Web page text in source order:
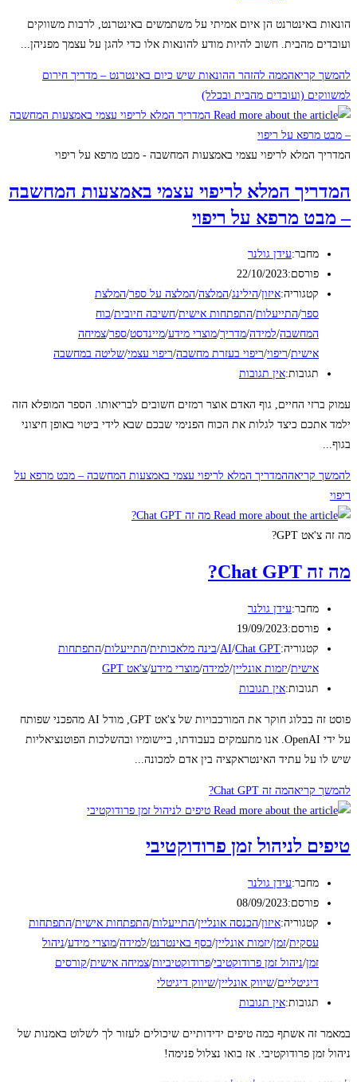
הונאות באינטרנט הן איום אמיתי על משתמשים באינטרנט, לרבות משווקים
ועובדים מהבית. חשוב להיות מודע להונאות אלו כדי להגן על עצמך מפניהן...
להמשך קריאהממה להזהר ההונאות שיש כיום באינטרנט – מדריך חירום
למשווקים (ועובדים מהבית ובכלל)
המדריך המלא לריפוי עצמי באמצעות המחשבה - מבט מרפא על ריפוי
המדריך המלא לריפוי עצמי באמצעות המחשבה
– מבט מרפא על ריפוי
מחבר:עידן גולנר
פורסם:22/10/2023
קטגוריה:איזון/הילינג/המלצה/המלצה על ספר/המלצת
ספר/התייעלות/התפתחות אישית/חשיבה חיובית/כוח
המחשבה/למידה/מדריך/מוצרי מידע/מיינדסט/ספר/צמיחה
אישית/ריפוי/ריפוי בעזרת מחשבה/ריפוי עצמי/שליטה במחשבה
תגובות:אין תגובות
עמוק ברזי החיים, גוף האדם אוצר רמזים חשובים לבריאותו. הספר המופלא הזה
ילמד אתכם כיצד לגלות את הכוח הפנימי שבכם שבא לידי ביטוי באופן חיצוני
בגוף...
להמשך קריאההמדריך המלא לריפוי עצמי באמצעות המחשבה – מבט מרפא על
ריפוי
מה זה צ'אט GPT?
מה זה Chat GPT?
מחבר:עידן גולנר
פורסם:19/09/2023
קטגוריה:
AI/Chat GPT
/בינה מלאכותית/התייעלות/התפתחות
אישית/יזמות אונליין/למידה/מוצרי מידע/צ'אט GPT
תגובות:אין תגובות
פוסט זה בבלוג חוקר את המורכבויות של צ'אט GPT, מודל AI מהפכני שפותח
על ידי OpenAI. אנו מתעמקים בעבודתו, ביישומיו ובהשלכות הפוטנציאליות
שיש לו על עתיד האינטראקציה בין אדם למכונה...
להמשך קריאהמה זה Chat GPT?
טיפים לניהול זמן פרודוקטיבי
מחבר:עידן גולנר
פורסם:08/09/2023
קטגוריה:איזון/הכנסה אונליין/התייעלות/התפתחות אישית/התפתחות
עסקית/זמן/יזמות אונליין/כסף באינטרנט/למידה/מוצרי מידע/ניהול
זמן/ניהול זמן פרודוקטיבי/פרודוקטיביות/צמיחה אישית/קורסים
דיגיטליים/שיווק אונליין/שיווק דיגיטלי
תגובות:אין תגובות
במאמר זה אשתף כמה טיפים ידידותיים שיכולים לעזור לך לשלוט באמנות של
ניהול זמן פרודוקטיבי. אז בואו נצלול פנימה!